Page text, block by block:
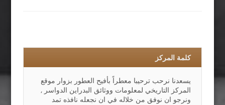
كلمة المركز
يسعدنا نرحب ترحيبا معطراً بأفيح العطور بزوار موقع
المركز التاريخي لمعلومات ووثائق البدراين الدواسر ,
ونرجو ان نوفق من خلاله في ان نجعله نافذه تمد